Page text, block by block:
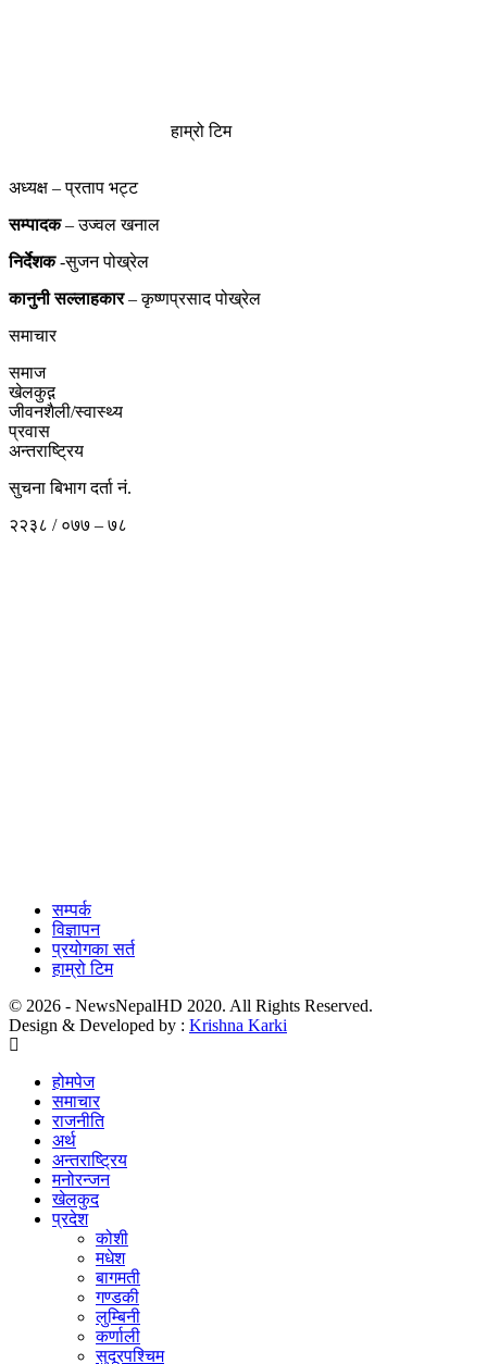
हाम्रो टिम
अध्यक्ष – प्रताप भट्ट
सम्पादक– उज्वल खनाल
निर्देशक-सुजन पोख्रेल
कानुनी सल्लाहकार– कृष्णप्रसाद पोख्रेल
समाचार
समाज
खेलकुद़़
जीवनशैली/स्वास्थ्य
प्रवास
अन्तराष्ट्रिय
सुचना बिभाग दर्ता नं.
२२३८ / ०७७ – ७८
सम्पर्क
विज्ञापन
प्रयोगका सर्त
हाम्रो टिम
© 2026 - NewsNepalHD 2020. All Rights Reserved.
Design & Developed by : Krishna Karki
होमपेज
समाचार
राजनीति
अर्थ
अन्तराष्ट्रिय
मनोरन्जन
खेलकुद
प्रदेश
कोशी
मधेश
बागमती
गण्डकी
लुम्बिनी
कर्णाली
सुदूरपश्चिम